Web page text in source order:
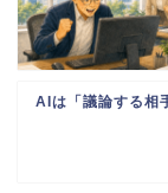
AIは「議論する相